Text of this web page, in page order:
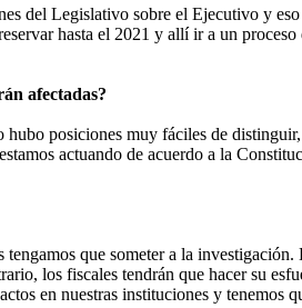
del Legislativo sobre el Ejecutivo y
hasta el 2021 y allí ir a un
afectadas?
hubo posiciones muy fáciles de
actuando de acuerdo a la
que someter a la
los fiscales tendrán que hacer su
en nuestras instituciones y tenemos